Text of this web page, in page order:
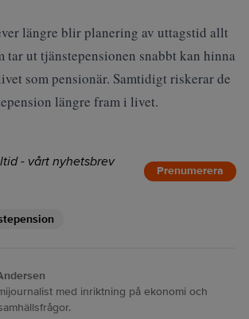
längre blir planering av uttagstid allt
tar ut tjänstepensionen snabbt kan hinna
som pensionär. Samtidigt riskerar de
längre fram i livet.
- vårt nyhetsbrev
Prenumerera
med inriktning på ekonomi och